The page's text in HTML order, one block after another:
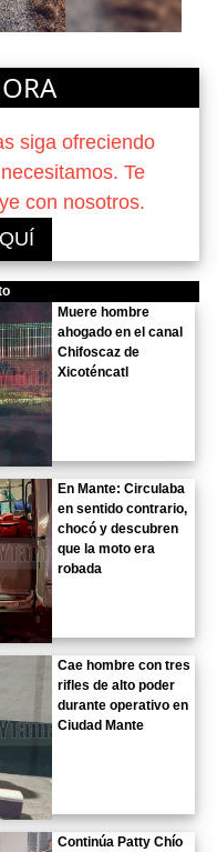
siga ofreciendo
Te
con nosotros.
Muere hombre
ahogado en el canal
Chifoscaz de
Xicoténcatl
En Mante: Circulaba
en sentido contrario,
chocó y descubren
que la moto era
robada
Cae hombre con tres
rifles de alto poder
durante operativo en
Ciudad Mante
Continúa Patty Chío